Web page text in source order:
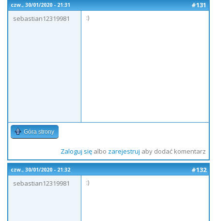
czw., 30/01/2020 - 21:31
#131
sebastian12319981
:)
Góra strony
Zaloguj sięalbo zarejestruj aby dodać komentarz
czw., 30/01/2020 - 21:32
#132
sebastian12319981
:)